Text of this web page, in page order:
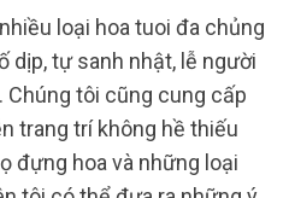
loại hoa tuoi đa chủng
dịp, tự sanh nhật, lễ người
Chúng tôi cũng cung cấp
trang trí không hề thiếu
đựng hoa và những loại